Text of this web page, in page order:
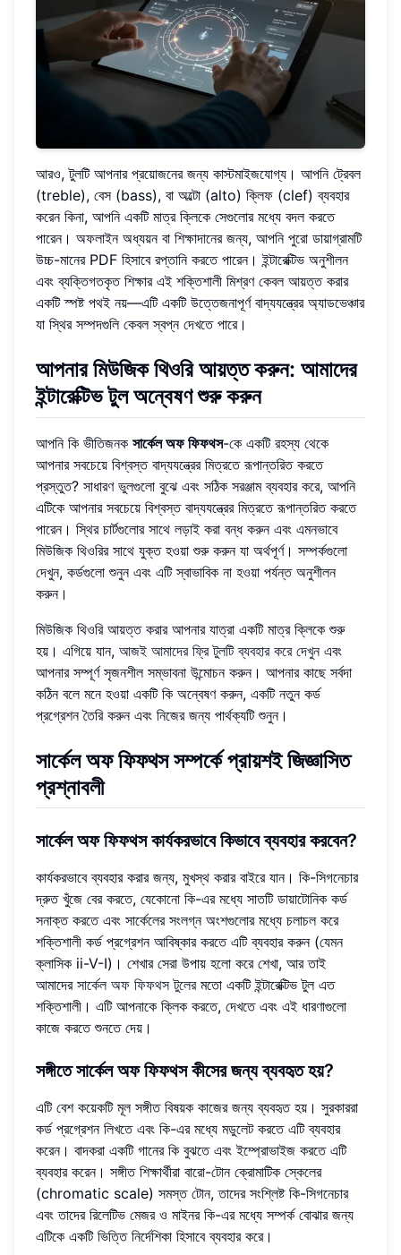
আরও, টুলটি আপনার প্রয়োজনের জন্য কাস্টমাইজযোগ্য। আপনি ট্রেবল
(treble), বেস (bass), বা অল্টো (alto) ক্লিফ (clef) ব্যবহার
করেন কিনা, আপনি একটি মাত্র ক্লিকে সেগুলোর মধ্যে বদল করতে
পারেন। অফলাইন অধ্যয়ন বা শিক্ষাদানের জন্য, আপনি পুরো ডায়াগ্রামটি
উচ্চ-মানের PDF হিসাবে রপ্তানি করতে পারেন। ইন্টারেক্টিভ অনুশীলন
এবং ব্যক্তিগতকৃত শিক্ষার এই শক্তিশালী মিশ্রণ কেবল আয়ত্ত করার
একটি স্পষ্ট পথই নয়—এটি একটি উত্তেজনাপূর্ণ বাদ্যযন্ত্রের অ্যাডভেঞ্চার
যা স্থির সম্পদগুলি কেবল স্বপ্ন দেখতে পারে।
আপনার মিউজিক থিওরি আয়ত্ত করুন: আমাদের
ইন্টারেক্টিভ টুল অন্বেষণ শুরু করুন
আপনি কি ভীতিজনক সার্কেল অফ ফিফথস-কে একটি রহস্য থেকে
আপনার সবচেয়ে বিশ্বস্ত বাদ্যযন্ত্রের মিত্রতে রূপান্তরিত করতে
প্রস্তুত? সাধারণ ভুলগুলো বুঝে এবং সঠিক সরঞ্জাম ব্যবহার করে, আপনি
এটিকে আপনার সবচেয়ে বিশ্বস্ত বাদ্যযন্ত্রের মিত্রতে রূপান্তরিত করতে
পারেন। স্থির চার্টগুলোর সাথে লড়াই করা বন্ধ করুন এবং এমনভাবে
মিউজিক থিওরির সাথে যুক্ত হওয়া শুরু করুন যা অর্থপূর্ণ। সম্পর্কগুলো
দেখুন, কর্ডগুলো শুনুন এবং এটি স্বাভাবিক না হওয়া পর্যন্ত অনুশীলন
করুন।
মিউজিক থিওরি আয়ত্ত করার আপনার যাত্রা একটি মাত্র ক্লিকে শুরু
হয়। এগিয়ে যান, আজই আমাদের ফ্রি টুলটি ব্যবহার করে দেখুনএবং
আপনার সম্পূর্ণ সৃজনশীল সম্ভাবনা উন্মোচন করুন। আপনার কাছে সর্বদা
কঠিন বলে মনে হওয়া একটি কি অন্বেষণ করুন, একটি নতুন কর্ড
প্রগ্রেশন তৈরি করুন এবং নিজের জন্য পার্থক্যটি শুনুন।
সার্কেল অফ ফিফথস সম্পর্কে প্রায়শই জিজ্ঞাসিত
প্রশ্নাবলী
সার্কেল অফ ফিফথস কার্যকরভাবে কিভাবে ব্যবহার করবেন?
কার্যকরভাবে ব্যবহার করার জন্য, মুখস্থ করার বাইরে যান। কি-সিগনেচার
দ্রুত খুঁজে বের করতে, যেকোনো কি-এর মধ্যে সাতটি ডায়াটোনিক কর্ড
সনাক্ত করতে এবং সার্কেলের সংলগ্ন অংশগুলোর মধ্যে চলাচল করে
শক্তিশালী কর্ড প্রগ্রেশন আবিষ্কার করতে এটি ব্যবহার করুন (যেমন
ক্লাসিক ii-V-I)। শেখার সেরা উপায় হলো করে শেখা, আর তাই
আমাদের সার্কেল অফ ফিফথস টুলেরমতো একটি ইন্টারেক্টিভ টুল এত
শক্তিশালী। এটি আপনাকে ক্লিক করতে, দেখতে এবং এই ধারণাগুলো
কাজে করতে শুনতে দেয়।
সঙ্গীতে সার্কেল অফ ফিফথস কীসের জন্য ব্যবহৃত হয়?
এটি বেশ কয়েকটি মূল সঙ্গীত বিষয়ক কাজের জন্য ব্যবহৃত হয়। সুরকাররা
কর্ড প্রগ্রেশন লিখতে এবং কি-এর মধ্যে মডুলেট করতে এটি ব্যবহার
করেন। বাদকরা একটি গানের কি বুঝতে এবং ইম্প্রোভাইজ করতে এটি
ব্যবহার করেন। সঙ্গীত শিক্ষার্থীরা বারো-টোন ক্রোমাটিক স্কেলের
(chromatic scale) সমস্ত টোন, তাদের সংশ্লিষ্ট কি-সিগনেচার
এবং তাদের রিলেটিভ মেজর ও মাইনর কি-এর মধ্যে সম্পর্ক বোঝার জন্য
এটিকে একটি ভিত্তি নির্দেশিকা হিসাবে ব্যবহার করে।